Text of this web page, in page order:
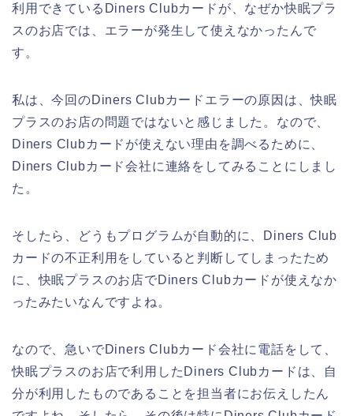
利用できているDiners Clubカードが、なぜか快眠プラ
スのお店では、エラーが発生して使えなかったんで
す。
私は、今回のDiners Clubカードエラーの原因は、快眠
プラスのお店の問題ではないと感じました。なので、
Diners Clubカードが使えない理由を調べるために、
Diners Clubカード会社に連絡をしてみることにしまし
た。
そしたら、どうもプログラムが自動的に、Diners Club
カードの不正利用をしていると判断してしまったため
に、快眠プラスのお店でDiners Clubカードが使えなか
ったみたいなんですよね。
なので、急いでDiners Clubカード会社に電話をして、
快眠プラスのお店で利用したDiners Clubカードは、自
分が利用したものであることを担当者にお伝えしたん